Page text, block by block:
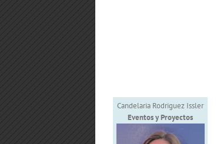
Candelaria Rodriguez Issler
Eventos y Proyectos